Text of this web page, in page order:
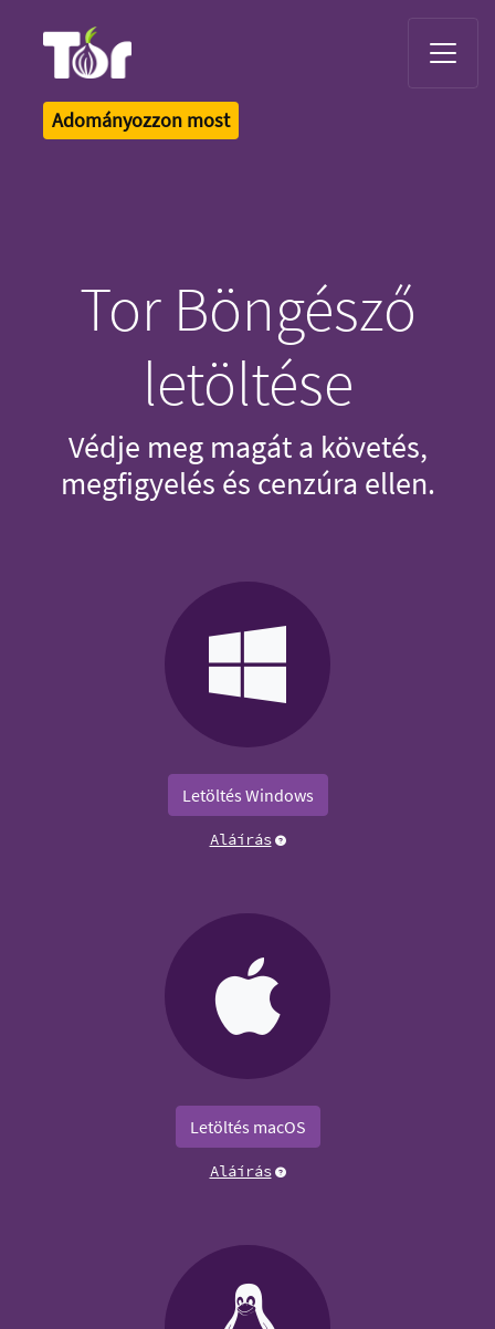
Adományozzon most
Tor Böngésző
letöltése
Védje meg magát a követés,
megfigyelés és cenzúra ellen.
Letöltés Windows
Aláírás
Letöltés macOS
Aláírás